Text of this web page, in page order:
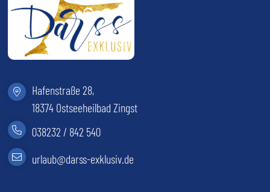
Hafenstraße 28,
18374 Ostseeheilbad Zingst
038232 / 842 540
urlaub@darss-exklusiv.de